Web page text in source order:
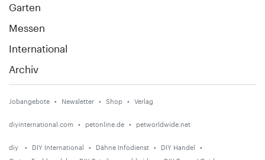
Garten
Messen
International
Archiv
Jobangebote Newsletter Shop Verlag
diyinternational.com petonline.de petworldwide.net
diy DIY International Dähne Infodienst
DIY Handel